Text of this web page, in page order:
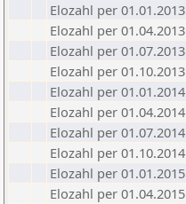
Elozahl per 01.01.2013
Elozahl per 01.04.2013
Elozahl per 01.07.2013
Elozahl per 01.10.2013
Elozahl per 01.01.2014
Elozahl per 01.04.2014
Elozahl per 01.07.2014
Elozahl per 01.10.2014
Elozahl per 01.01.2015
Elozahl per 01.04.2015